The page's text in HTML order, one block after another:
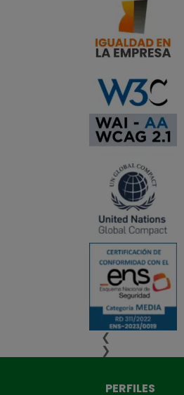
❮
❯
PERFILES